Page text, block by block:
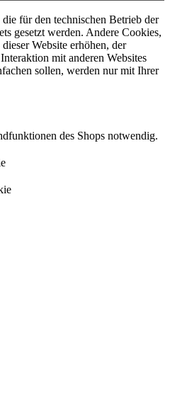
für den technischen Betrieb der
gesetzt werden. Andere Cookies,
Website erhöhen, der
mit anderen Websites
sollen, werden nur mit Ihrer
des Shops notwendig.